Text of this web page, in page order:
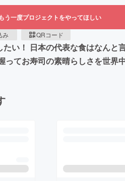
もう一度プロジェクトをやってほしい
み QRコード
い！ 日本の代表な食はなん
てお寿司の素晴らしさを世界